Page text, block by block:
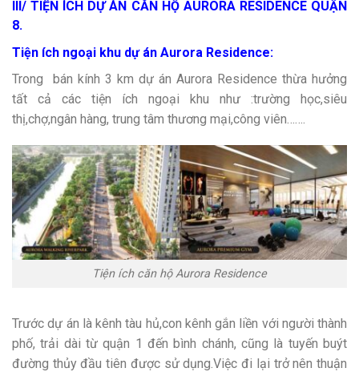
III/ TIỆN ÍCH DỰ ÁN CĂN HỘ AURORA RESIDENCE QUẬN
8.
Tiện ích ngoại khu dự án Aurora Residence:
Trong bán kính 3 km dự án Aurora Residence thừa hưởng
tất cả các tiện ích ngoại khu như :trường học,siêu
thị,chợ,ngân hàng, trung tâm thương mại,công viên…….
Tiện ích căn hộ Aurora Residence
Trước dự án là kênh tàu hủ,con kênh gắn liền với người thành
phố, trải dài từ quận 1 đến bình chánh, cũng là tuyến buýt
đường thủy đầu tiên được sử dụng.Việc đi lại trở nên thuận